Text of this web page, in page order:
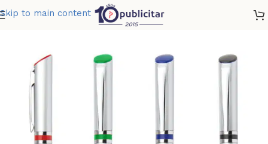
Skip to main content
BOLIGRAFO BELFAST